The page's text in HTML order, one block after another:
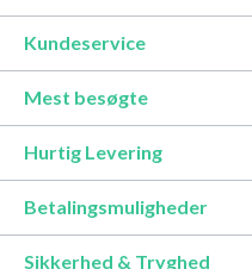
Kundeservice
Mest besøgte
Hurtig Levering
Betalingsmuligheder
Sikkerhed & Tryghed